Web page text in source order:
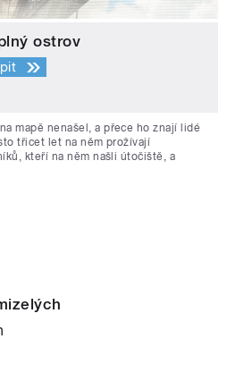
ostrov
mapě nenašel, a přece ho znají lidé
třicet let na něm prožívají
kteří na něm našli útočiště, a